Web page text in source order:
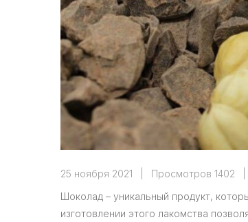
25 ноября 2021 Просмотров 1402
Шоколад – уникальный продукт,
изготовлении этого лакомства